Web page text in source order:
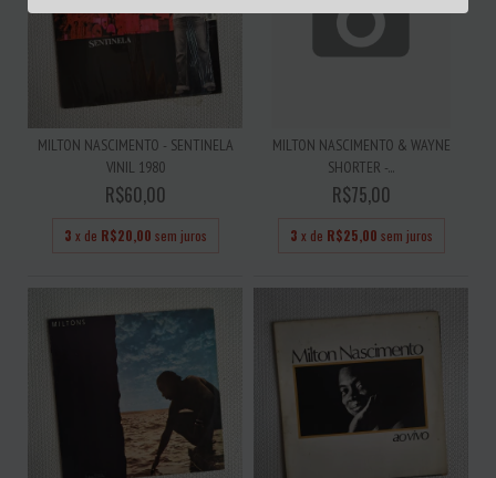
MILTON NASCIMENTO - SENTINELA
VINIL 1980
R$60,00
3 x de R$20,00 sem juros
MILTON NASCIMENTO & WAYNE
SHORTER -...
R$75,00
3 x de R$25,00 sem juros